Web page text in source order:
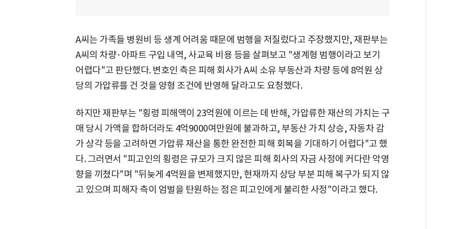
A씨는 가족들 병원비 등 생계 어려움 때문에 범행을 저질렀다고 주장했지만, 재판부는
A씨의 차량·아파트 구입 내역, 사교육 비용 등을 살펴보고 "생계형 범행이라고 보기
어렵다"고 판단했다. 변호인 측은 피해 회사가 A씨 소유 부동산과 차량 등에 8억원 상
당의 가압류를 건 것을 양형 조건에 반영해 달라고도 요청했다.
하지만 재판부는 "횡령 피해액이 23억원에 이르는 데 반해, 가압류한 재산의 가치는 구
매 당시 가액을 합하더라도 4억9000여만원에 불과하고, 부동산 가치 상승, 자동차 감
가 상각 등을 고려하면 가압류 재산을 통한 완전한 피해 회복을 기대하기 어렵다"고 했
다. 그러면서 "피고인의 횡령은 규모가 크지 않은 피해 회사의 자금 사정에 커다란 악영
향을 끼쳤다"며 "뒤늦게 4억원을 변제했지만, 현재까지 상당 부분 피해 복구가 되지 않
고 있으며 피해자 측이 엄벌을 탄원하는 점은 피고인에게 불리한 사정"이라고 했다.